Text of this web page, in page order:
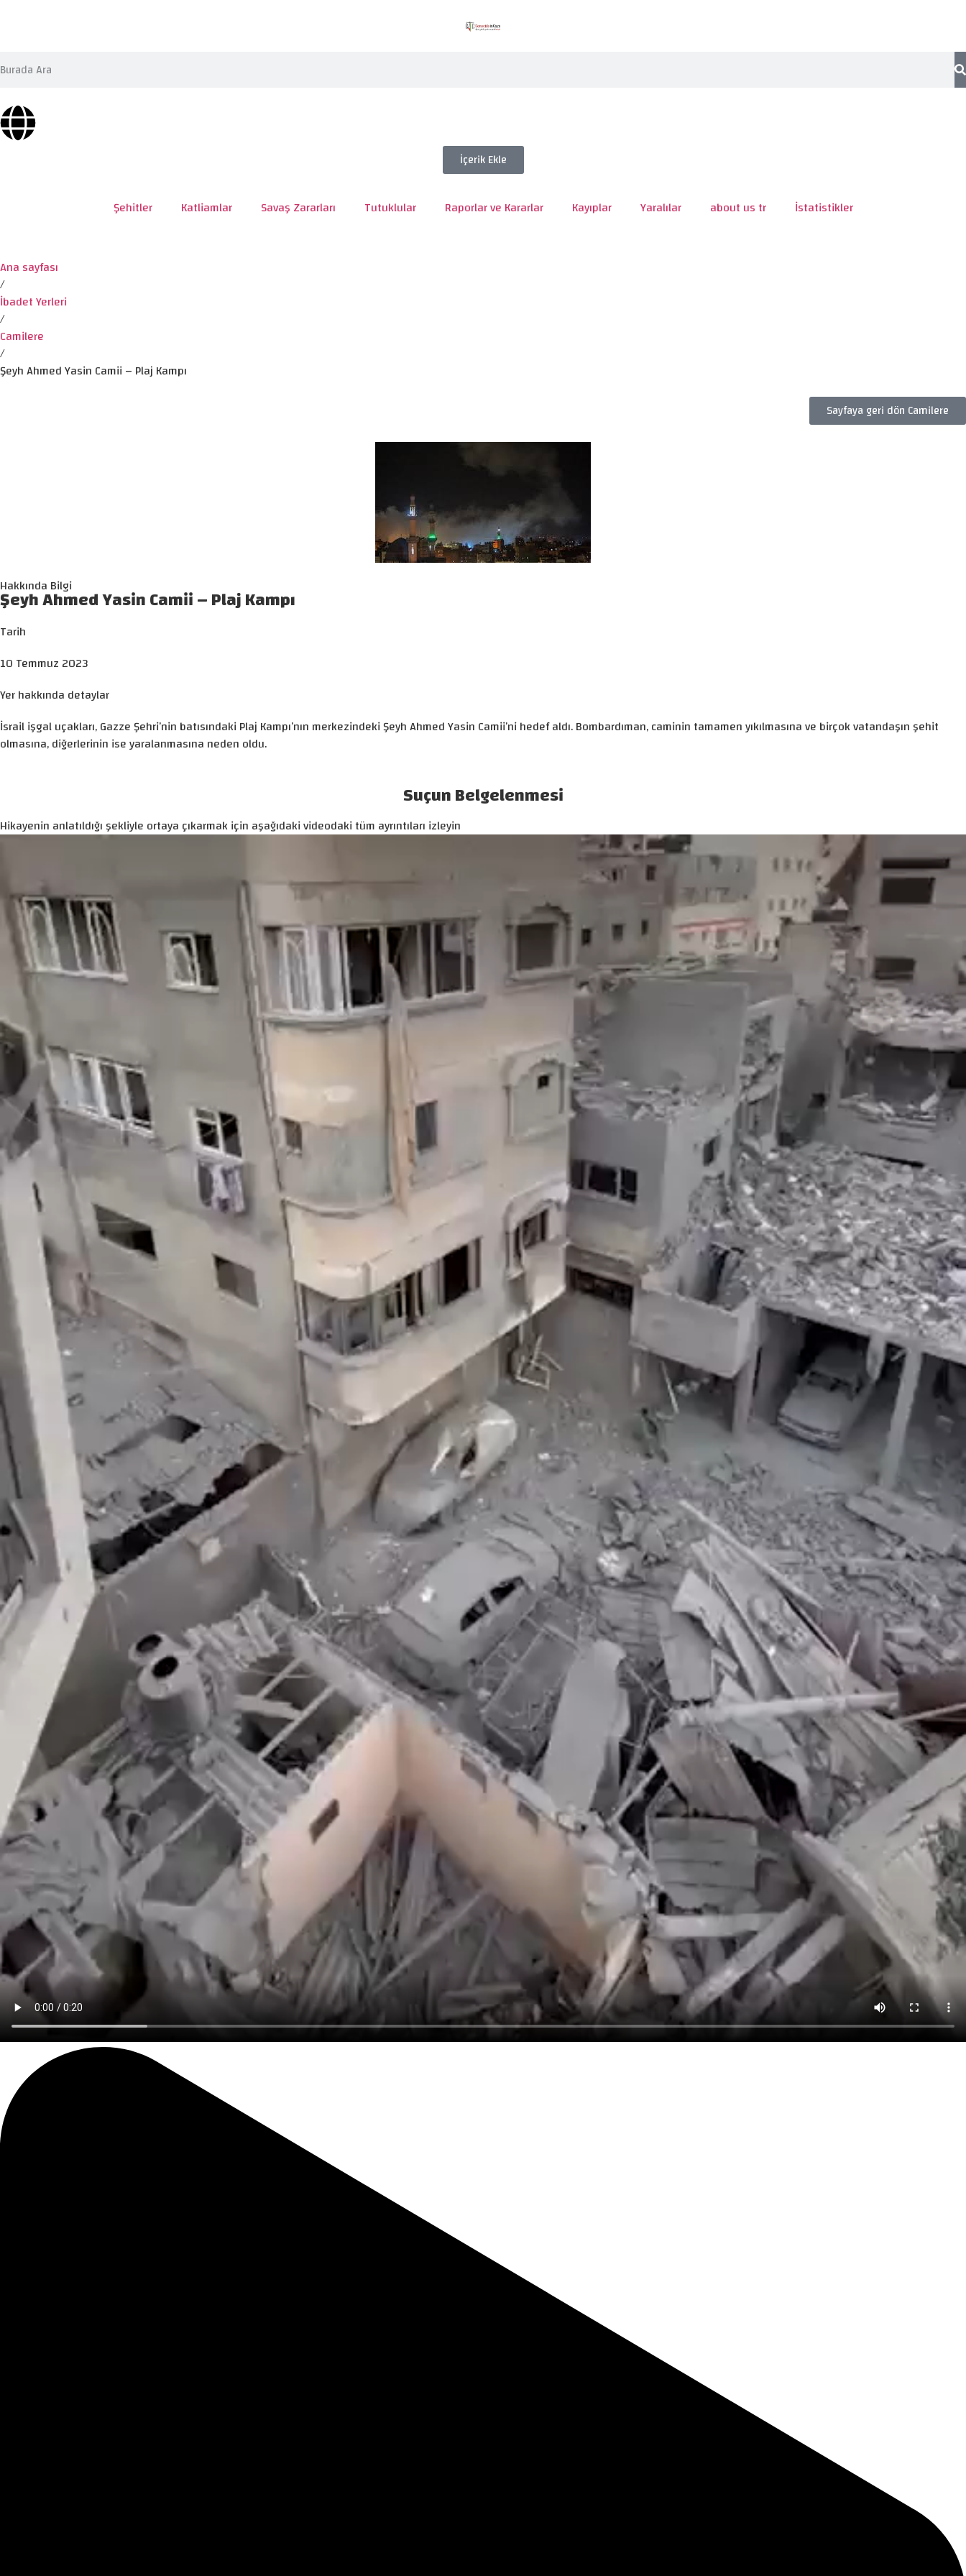
İçerik Ekle
Şehitler Katliamlar Savaş Zararları Tutuklular Raporlar ve Kararlar Kayıplar Yaralılar about us tr İstatistikler
Ana sayfası
/
İbadet Yerleri
/
Camilere
/
Şeyh Ahmed Yasin Camii – Plaj Kampı
Sayfaya geri dön Camilere
Hakkında Bilgi
Şeyh Ahmed Yasin Camii – Plaj Kampı
Tarih
10 Temmuz 2023
Yer hakkında detaylar
İsrail işgal uçakları, Gazze Şehri’nin batısındaki Plaj Kampı’nın merkezindeki Şeyh Ahmed Yasin Camii’ni hedef aldı. Bombardıman, caminin tamamen yıkılmasına ve birçok vatandaşın şehit
olmasına, diğerlerinin ise yaralanmasına neden oldu.
Suçun Belgelenmesi
Hikayenin anlatıldığı şekliyle ortaya çıkarmak için aşağıdaki videodaki tüm ayrıntıları izleyin